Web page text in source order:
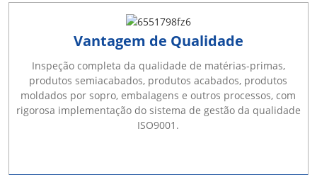
Vantagem de Qualidade
Inspeção completa da qualidade de matérias-primas,
produtos semiacabados, produtos acabados, produtos
moldados por sopro, embalagens e outros processos, com
rigorosa implementação do sistema de gestão da qualidade
ISO9001.